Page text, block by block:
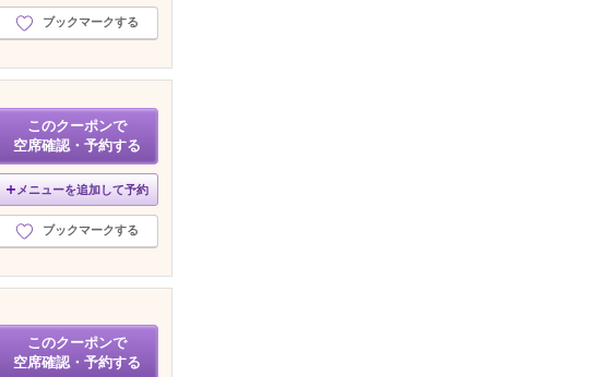
ブックマークする
このクーポンで
空席確認・予約する
メニューを追加して予約
ブックマークする
このクーポンで
空席確認・予約する